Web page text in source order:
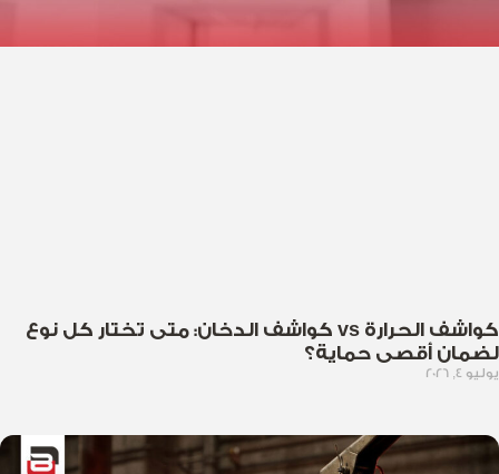
كواشف الحرارة vs كواشف الدخان: متى تختار كل نوع
لضمان أقصى حماية؟
يوليو 4, 2026